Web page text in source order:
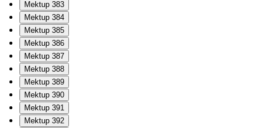
Mektup 383
Mektup 384
Mektup 385
Mektup 386
Mektup 387
Mektup 388
Mektup 389
Mektup 390
Mektup 391
Mektup 392